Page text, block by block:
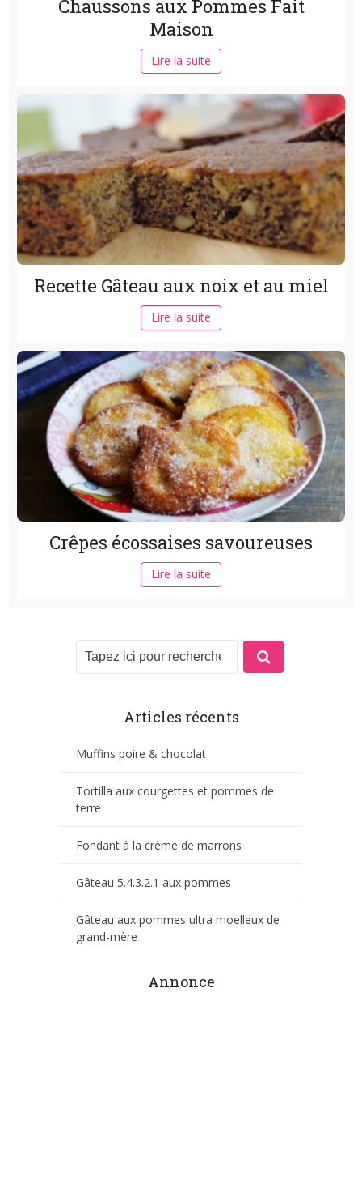
Chaussons aux Pommes Fait
Maison
Lire la suite
Recette Gâteau aux noix et au miel
Lire la suite
Crêpes écossaises savoureuses
Lire la suite
Articles récents
Muffins poire & chocolat
Tortilla aux courgettes et pommes de
terre
Fondant à la crème de marrons
Gâteau 5.4.3.2.1 aux pommes
Gâteau aux pommes ultra moelleux de
grand-mère
Annonce